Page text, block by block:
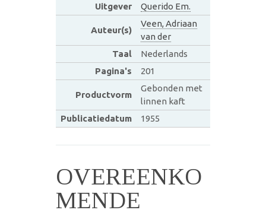
Uitgever
Querido Em.
Auteur(s)
Veen, Adriaan
van der
Taal
Nederlands
Pagina's
201
Productvorm
Gebonden met
linnen kaft
Publicatiedatum
1955
OVEREENKO
MENDE